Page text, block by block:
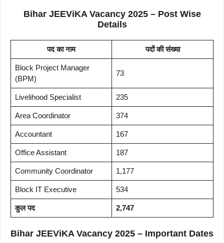
Bihar JEEViKA Vacancy 2025 – Post Wise
Details
पद का नाम पदों की संख्या
Block Project Manager
(BPM)
73
Livelihood Specialist 235
Area Coordinator 374
Accountant 167
Office Assistant 187
Community Coordinator 1,177
Block IT Executive 534
कुल पद 2,747
Bihar JEEViKA Vacancy 2025 – Important Dates